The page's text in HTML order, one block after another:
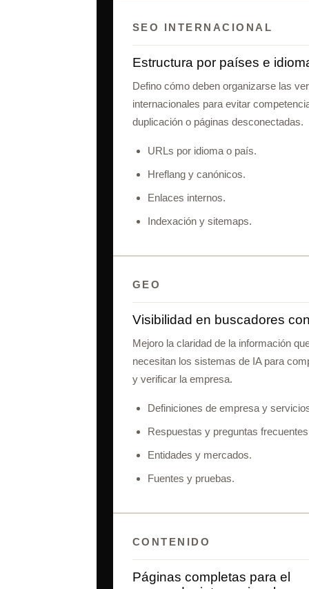
SEO INTERNACIONAL
Estructura por países e
Defino cómo deben organizarse las
internacionales para evitar
duplicación o páginas desconectadas.
URLs por idioma o país.
Hreflang y canónicos.
Enlaces internos.
Indexación y sitemaps.
GEO
Visibilidad en buscadores
Mejoro la claridad de la información
necesitan los sistemas de IA para
y verificar la empresa.
Definiciones de empresa y
Respuestas y preguntas
Entidades y mercados.
Fuentes y pruebas.
CONTENIDO
Páginas completas para el